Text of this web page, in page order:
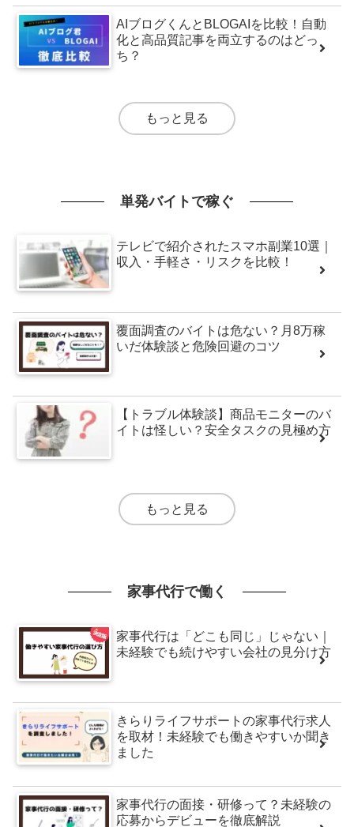
AIブログくんとBLOGAIを比較！自動
化と高品質記事を両立するのはどっ
ち？
もっと見る
単発バイトで稼ぐ
テレビで紹介されたスマホ副業10選｜
収入・手軽さ・リスクを比較！
覆面調査のバイトは危ない？月8万稼
いだ体験談と危険回避のコツ
【トラブル体験談】商品モニターのバ
イトは怪しい？安全タスクの見極め方
もっと見る
家事代行で働く
家事代行は「どこも同じ」じゃない｜
未経験でも続けやすい会社の見分け方
きらりライフサポートの家事代行求人
を取材！未経験でも働きやすいか聞き
ました
家事代行の面接・研修って？未経験の
応募からデビューを徹底解説